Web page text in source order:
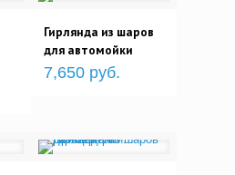
Гирлянда из шаров
для автомойки
7,650 руб.